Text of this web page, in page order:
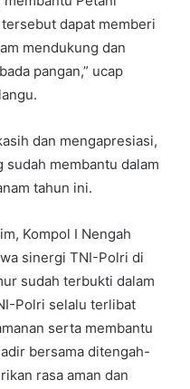
dapat memberi
mendukung dan
pangan,” ucap
dan mengapresiasi,
sudah membantu dalam
tahun ini.
Kompol I Nengah
sinergi TNI-Polri di
sudah terbukti dalam
Polri selalu terlibat
serta membantu
bersama ditengah-
rasa aman dan